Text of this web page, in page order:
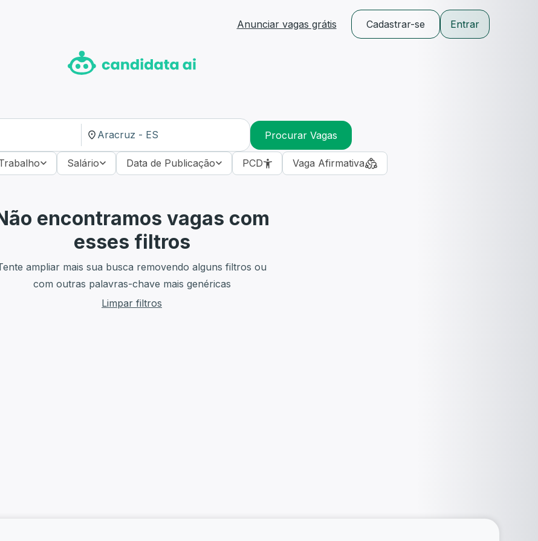
Anunciar vagas grátis Cadastrar-se Entrar
Procurar Vagas
Salário Data de Publicação PCD Vaga Afirmativa
encontramos vagas com
esses filtros
ampliar mais sua busca removendo alguns filtros ou
com outras palavras-chave mais genéricas
Limpar filtros